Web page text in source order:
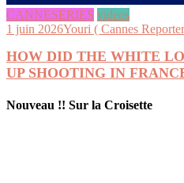
CANNESERIES videos
1 juin 2026Youri ( Cannes
HOW DID THE WHITE
UP SHOOTING IN
Nouveau !! Sur la Croisette